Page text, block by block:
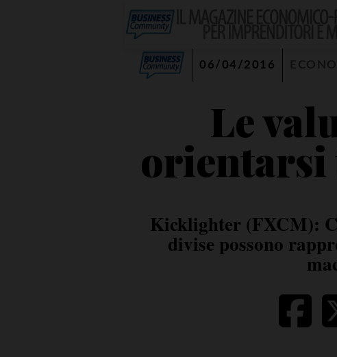
06/04/2016
Le
orientarsi
Kicklighter (FXCM):
divise possono